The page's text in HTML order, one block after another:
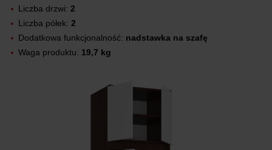
Liczba drzwi: 2
Liczba półek: 2
Dodatkowa funkcjonalność: nadstawka na szafę
Waga produktu: 19,7 kg